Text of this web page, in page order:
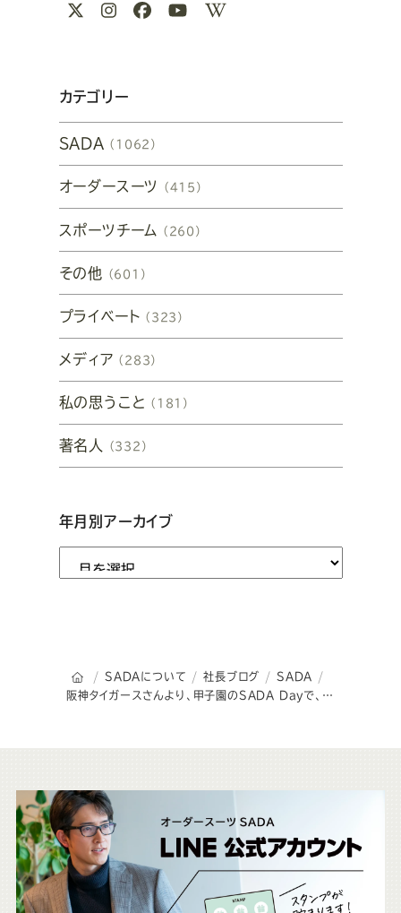
連
Instagram
Facebook
Youtube
Wikipedia
カテゴリー
SADA （1062）
オーダースーツ （415）
スポーツチーム （260）
その他 （601）
プライベート （323）
メディア （283）
私の思うこと （181）
著名人 （332）
年月別アーカイブ
オーダースーツSADAのトップページ
SADAについて 社長ブログ
SADA
阪神タイガースさんより、甲子園のSADA Dayで、私が始球式で投げさせて頂いた時の写真を頂きました。
こ
ち
ら